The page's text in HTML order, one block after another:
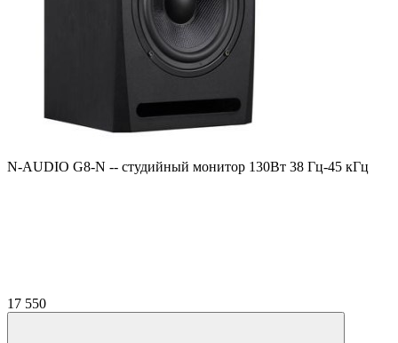
N-AUDIO G8-N -- студийный монитор 130Вт 38 Гц-45 кГц
17 550